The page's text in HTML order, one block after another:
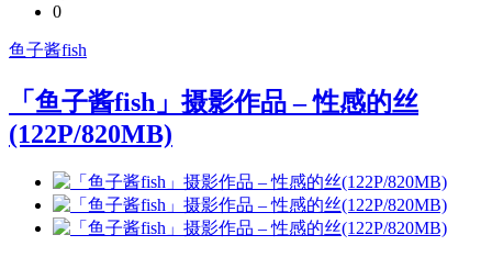
0
鱼子酱fish
「鱼子酱fish」摄影作品 – 性感的丝
(122P/820MB)